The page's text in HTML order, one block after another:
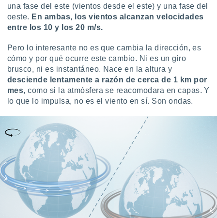
ni para
o
no
Puedes
acceder a
web a
abono
únicos
similares
una fase del este (vientos desde el este) y una fase del
oeste. En ambas, los vientos alcanzan velocidades
entre los 10 y los 20 m/s.
Pero lo interesante no es que cambia la dirección, es
cómo y por qué ocurre este cambio. Ni es un giro
brusco, ni es instantáneo. Nace en la altura y
desciende lentamente a razón de cerca de 1 km por
mes, como si la atmósfera se reacomodara en capas. Y
lo que lo impulsa, no es el viento en sí. Son ondas.